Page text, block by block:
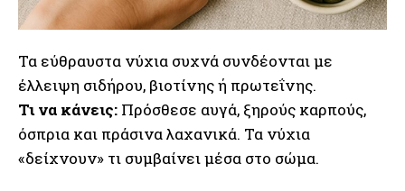
Τα εύθραυστα νύχια συχνά συνδέονται με
έλλειψη σιδήρου, βιοτίνης ή πρωτεΐνης.
Τι να κάνεις: Πρόσθεσε αυγά, ξηρούς καρπούς,
όσπρια και πράσινα λαχανικά. Τα νύχια
«δείχνουν» τι συμβαίνει μέσα στο σώμα.